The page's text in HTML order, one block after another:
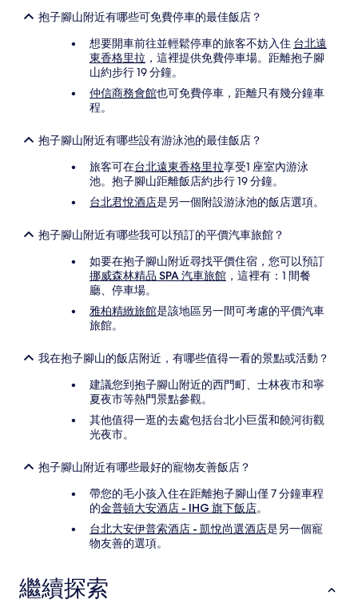
抱子腳山附近有哪些可免費停車的最佳飯店？
想要開車前往並輕鬆停車的旅客不妨入住 台北遠
東香格里拉 ，這裡提供免費停車場。距離抱子腳
山約步行 19 分鐘。
仲信商務會館也可免費停車，距離只有幾分鐘車
程。
抱子腳山附近有哪些設有游泳池的最佳飯店？
旅客可在台北遠東香格里拉享受1 座室內游泳
池。抱子腳山距離飯店約步行 19 分鐘。
台北君悅酒店是另一個附設游泳池的飯店選項。
抱子腳山附近有哪些我可以預訂的平價汽車旅館？
如要在抱子腳山附近尋找平價住宿，您可以預訂
挪威森林精品 SPA 汽車旅館 ，這裡有：1 間餐
廳、停車場。
雅柏精緻旅館是該地區另一間可考慮的平價汽車
旅館。
我在抱子腳山的飯店附近，有哪些值得一看的景點或活動？
建議您到抱子腳山附近的西門町、士林夜市和寧
夏夜市等熱門景點參觀。
其他值得一逛的去處包括台北小巨蛋和饒河街觀
光夜市。
抱子腳山附近有哪些最好的寵物友善飯店？
帶您的毛小孩入住在距離抱子腳山僅 7 分鐘車程
的金普頓大安酒店 - IHG 旗下飯店。
台北大安伊普索酒店 - 凱悅尚選酒店是另一個寵
物友善的選項。
繼續探索